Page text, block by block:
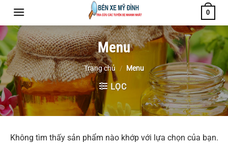
nội
dung
0
Menu
Trang chủ / Menu
LỌC
Không tìm thấy sản phẩm nào khớp với lựa chọn của bạn.